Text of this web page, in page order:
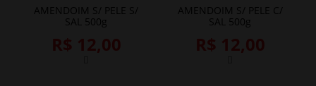
AMENDOIM S/ PELE S/
SAL 500g
R$ 12,00
AMENDOIM S/ PELE C/
SAL 500g
R$ 12,00